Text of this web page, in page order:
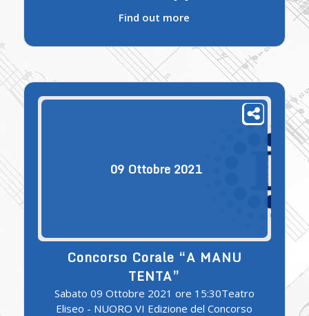
Find out more
09 Ottobre 2021
Concorso Corale “A MANU
TENTA”
Sabato 09 Ottobre 2021 ore 15:30Teatro
Eliseo - NUORO VI Edizione del Concorso